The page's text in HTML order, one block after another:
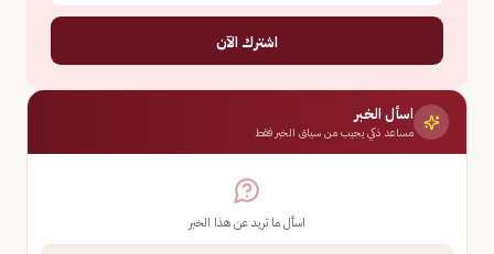
اشترك الآن
اسأل الخبر
مساعد ذكي يجيب من سياق الخبر فقط
اسأل ما تريد عن هذا الخبر